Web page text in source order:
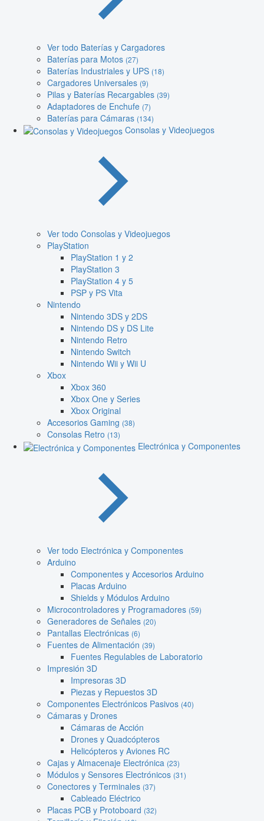
Ver todo Baterías y Cargadores
Baterías para Motos (27)
Baterías Industriales y UPS (18)
Cargadores Universales (9)
Pilas y Baterías Recargables (39)
Adaptadores de Enchufe (7)
Baterías para Cámaras (134)
Consolas y Videojuegos
Ver todo Consolas y Videojuegos
PlayStation
PlayStation 1 y 2
PlayStation 3
PlayStation 4 y 5
PSP y PS Vita
Nintendo
Nintendo 3DS y 2DS
Nintendo DS y DS Lite
Nintendo Retro
Nintendo Switch
Nintendo Wii y Wii U
Xbox
Xbox 360
Xbox One y Series
Xbox Original
Accesorios Gaming (38)
Consolas Retro (13)
Electrónica y Componentes
Ver todo Electrónica y Componentes
Arduino
Componentes y Accesorios Arduino
Placas Arduino
Shields y Módulos Arduino
Microcontroladores y Programadores (59)
Generadores de Señales (20)
Pantallas Electrónicas (6)
Fuentes de Alimentación (39)
Fuentes Regulables de Laboratorio
Impresión 3D
Impresoras 3D
Piezas y Repuestos 3D
Componentes Electrónicos Pasivos (40)
Cámaras y Drones
Cámaras de Acción
Drones y Quadcópteros
Helicópteros y Aviones RC
Cajas y Almacenaje Electrónica (23)
Módulos y Sensores Electrónicos (31)
Conectores y Terminales (37)
Cableado Eléctrico
Placas PCB y Protoboard (32)